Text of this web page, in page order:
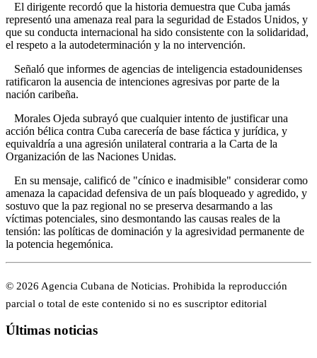
El dirigente recordó que la historia demuestra que Cuba jamás
representó una amenaza real para la seguridad de Estados Unidos, y
que su conducta internacional ha sido consistente con la solidaridad,
el respeto a la autodeterminación y la no intervención.
Señaló que informes de agencias de inteligencia estadounidenses
ratificaron la ausencia de intenciones agresivas por parte de la
nación caribeña.
Morales Ojeda subrayó que cualquier intento de justificar una
acción bélica contra Cuba carecería de base fáctica y jurídica, y
equivaldría a una agresión unilateral contraria a la Carta de la
Organización de las Naciones Unidas.
En su mensaje, calificó de "cínico e inadmisible" considerar como
amenaza la capacidad defensiva de un país bloqueado y agredido, y
sostuvo que la paz regional no se preserva desarmando a las
víctimas potenciales, sino desmontando las causas reales de la
tensión: las políticas de dominación y la agresividad permanente de
la potencia hegemónica.
© 2026 Agencia Cubana de Noticias. Prohibida la reproducción
parcial o total de este contenido si no es suscriptor editorial
Últimas noticias